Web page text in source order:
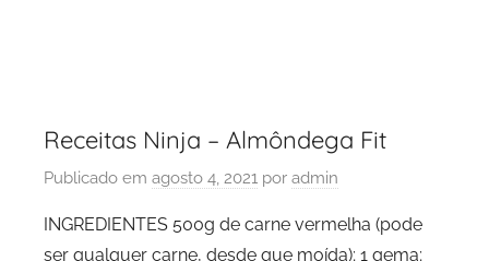
Receitas Ninja – Almôndega Fit
Publicado em agosto 4, 2021 por admin
INGREDIENTES 500g de carne vermelha (pode
ser qualquer carne, desde que moída); 1 gema;